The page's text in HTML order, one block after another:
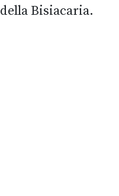
della Bisiacaria.